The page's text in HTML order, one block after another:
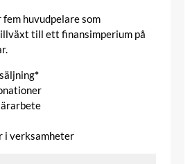
huvudpelare som
till ett finansimperium på
*
i verksamheter